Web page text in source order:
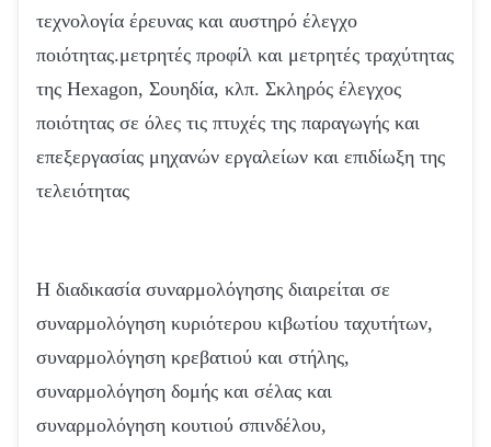
τεχνολογία έρευνας και αυστηρό έλεγχο
ποιότητας.μετρητές προφίλ και μετρητές τραχύτητας
της Hexagon, Σουηδία, κλπ. Σκληρός έλεγχος
ποιότητας σε όλες τις πτυχές της παραγωγής και
επεξεργασίας μηχανών εργαλείων και επιδίωξη της
τελειότητας
Η διαδικασία συναρμολόγησης διαιρείται σε
συναρμολόγηση κυριότερου κιβωτίου ταχυτήτων,
συναρμολόγηση κρεβατιού και στήλης,
συναρμολόγηση δομής και σέλας και
συναρμολόγηση κουτιού σπινδέλου,